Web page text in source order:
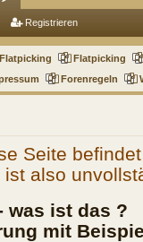
en
Registrieren
Flatpicking Flatpicking
Forenregeln
Seite
ist also
was ist das ?
mit